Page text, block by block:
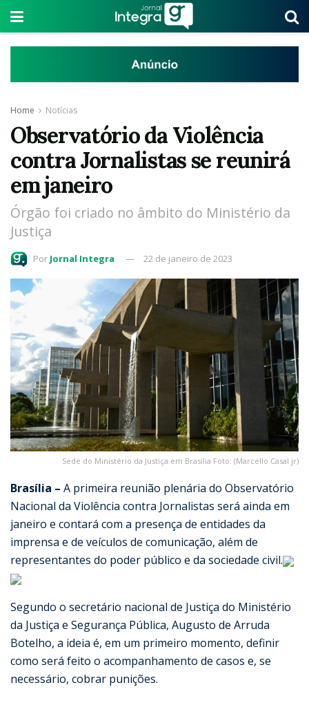
Home Notícias
Observatório da Violência
contra Jornalistas se reunirá
em janeiro
Órgão foi criado no âmbito do Ministério da
Justiça
Por Jornal Integra 22 de janeiro de 2023
Sede do Ministério da Justiça em Brasília Foto: (Marcello Casal jr)
Brasília – A primeira reunião plenária do Observatório
Nacional da Violência contra Jornalistas será ainda em
janeiro e contará com a presença de entidades da
imprensa e de veículos de comunicação, além de
representantes do poder público e da sociedade civil.
Segundo o secretário nacional de Justiça do Ministério
da Justiça e Segurança Pública, Augusto de Arruda
Botelho, a ideia é, em um primeiro momento, definir
como será feito o acompanhamento de casos e, se
necessário, cobrar punições.